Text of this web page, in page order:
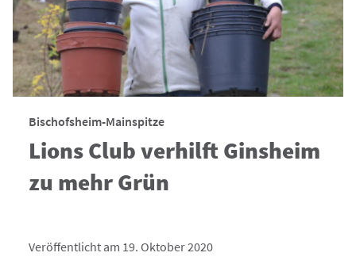
Bischofsheim-Mainspitze
Lions Club verhilft Ginsheim
zu mehr Grün
Veröffentlicht am 19. Oktober 2020